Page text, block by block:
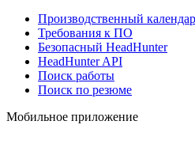
Производственный
Требования к ПО
Безопасный HeadHunter
HeadHunter API
Поиск работы
Поиск по резюме
Мобильное приложение